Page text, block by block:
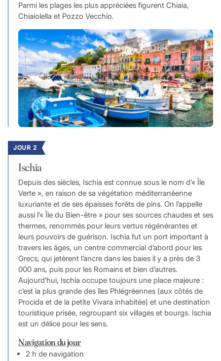
Parmi les plages les plus appréciées figurent Chiaia,
Chiaiolella et Pozzo Vecchio.
JOUR 2
Ischia
Depuis des siècles, Ischia est connue sous le nom d’« Île
Verte », en raison de sa végétation méditerranéenne
luxuriante et de ses épaisses forêts de pins. On l’appelle
aussi l’« Île du Bien-être » pour ses sources chaudes et ses
thermes, renommés pour leurs vertus régénérantes et
leurs pouvoirs de guérison. Ischia fut un port important à
travers les âges, un centre commercial d’abord pour les
Grecs, qui jetèrent l’ancre dans les baies il y a près de 3
000 ans, puis pour les Romains et bien d’autres.
Aujourd’hui, Ischia occupe toujours une place majeure :
c’est la plus grande des îles Phlégréennes (aux côtés de
Procida et de la petite Vivara inhabitée) et une destination
touristique prisée, regroupant six villages et bourgs. Ischia
est un délice pour les sens.
Navigation du jour
2 h de navigation